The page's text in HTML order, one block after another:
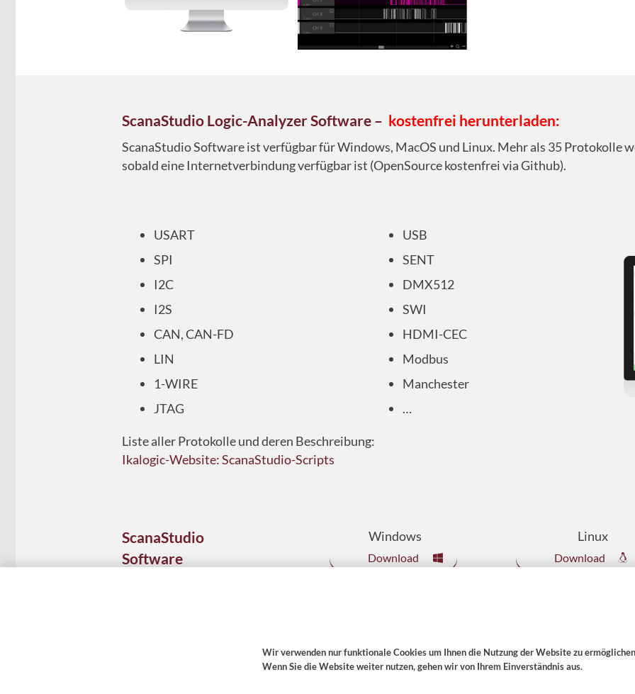
ScanaStudio Logic-Analyzer Software – kostenfrei herunterladen:
ScanaStudio Software ist verfügbar für Windows, MacOS und Linux. Mehr als 35 Protokolle
sobald eine Internetverbindung verfügbar ist (OpenSource kostenfrei via Github).
USART
SPI
I2C
I2S
CAN, CAN-FD
LIN
1-WIRE
JTAG
USB
SENT
DMX512
SWI
HDMI-CEC
Modbus
Manchester
…
Liste aller Protokolle und deren Beschreibung:
Ikalogic-Website: ScanaStudio-Scripts
ScanaStudio
Software
Windows Linux
Download Download
Wir verwenden nur funktionale Cookies um Ihnen die Nutzung der Website zu
Wenn Sie die Website weiter nutzen, gehen wir von Ihrem Einverständnis aus.